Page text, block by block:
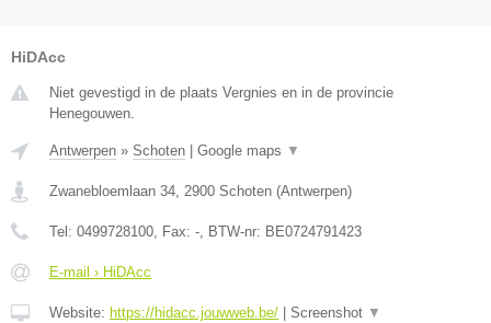
HiDAcc
Niet gevestigd in de plaats Vergnies en in de provincie
Henegouwen.
Antwerpen » Schoten Google maps ▼
Zwanebloemlaan 34 2900 Schoten (Antwerpen)
Tel: 0499728100 , Fax: - , BTW-nr: BE0724791423
E-mail › HiDAcc
Website: https://hidacc.jouwweb.be/ Screenshot ▼